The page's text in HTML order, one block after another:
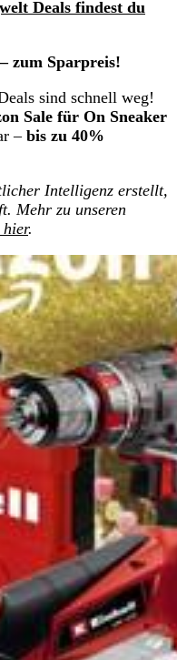
Deals findest du
zum Sparpreis!
sind schnell weg!
Sale für On Sneaker
– bis zu 40%
Intelligenz erstellt,
Mehr zu unseren
hier.